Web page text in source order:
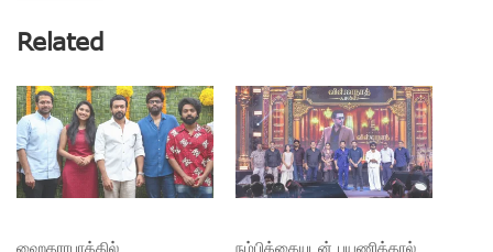
Related
ஹைதராபாத்தில்
நம்பிக்கையுடன் பயணித்தால்